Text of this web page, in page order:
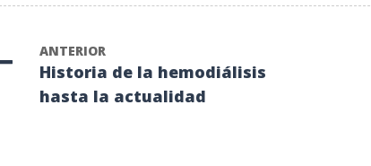
ANTERIOR
Historia de la hemodiálisis
hasta la actualidad